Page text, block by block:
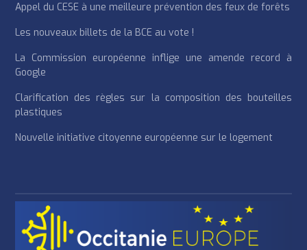
Appel du CESE à une meilleure prévention des feux de forêts
Les nouveaux billets de la BCE au vote !
La Commission européenne inflige une amende record à
Google
Clarification des règles sur la composition des bouteilles
plastiques
Nouvelle initiative citoyenne européenne sur le logement